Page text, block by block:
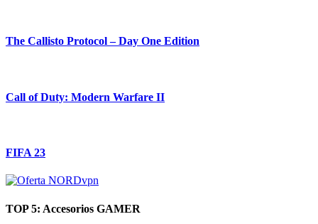
The Callisto Protocol – Day One Edition
Call of Duty: Modern Warfare II
FIFA 23
TOP 5: Accesorios GAMER